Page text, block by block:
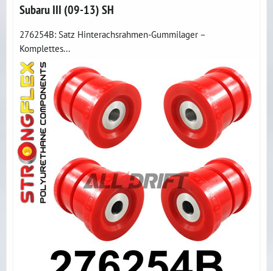
Subaru III (09-13) SH
276254B: Satz Hinterachsrahmen-Gummilager –
Komplettes...